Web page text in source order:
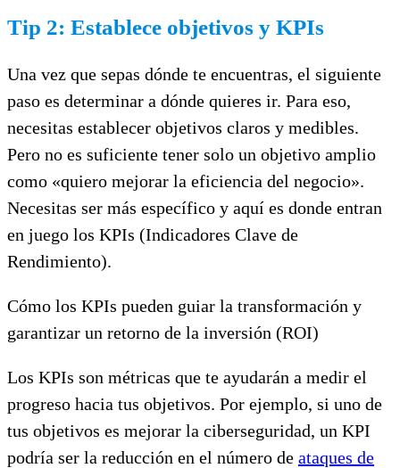
Tip 2: Establece objetivos y KPIs
Una vez que sepas dónde te encuentras, el siguiente
paso es determinar a dónde quieres ir. Para eso,
necesitas establecer objetivos claros y medibles.
Pero no es suficiente tener solo un objetivo amplio
como «quiero mejorar la eficiencia del negocio».
Necesitas ser más específico y aquí es donde entran
en juego los KPIs (Indicadores Clave de
Rendimiento).
Cómo los KPIs pueden guiar la transformación y
garantizar un retorno de la inversión (ROI)
Los KPIs son métricas que te ayudarán a medir el
progreso hacia tus objetivos. Por ejemplo, si uno de
tus objetivos es mejorar la ciberseguridad, un KPI
podría ser la reducción en el número de ataques de